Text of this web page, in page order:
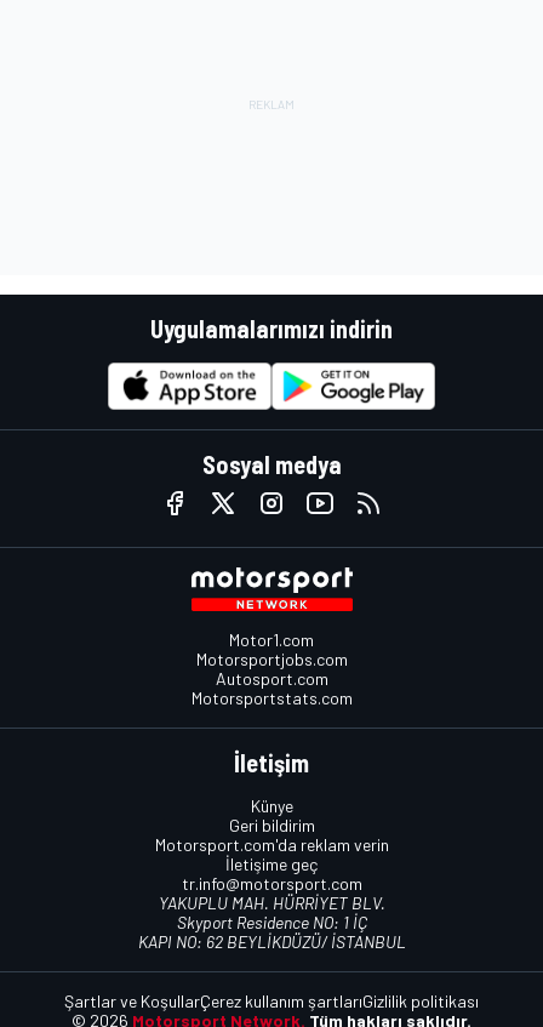
Uygulamalarımızı indirin
Sosyal medya
Motor1.com
Motorsportjobs.com
Autosport.com
Motorsportstats.com
İletişim
Künye
Geri bildirim
Motorsport.com'da reklam verin
İletişime geç
tr.info@motorsport.com
YAKUPLU MAH. HÜRRİYET BLV.
Skyport Residence NO: 1 İÇ
KAPI NO: 62 BEYLİKDÜZÜ/ İSTANBUL
© 2026 Motorsport Network. Tüm hakları saklıdır.
Şartlar ve KoşullarÇerez kullanım şartlarıGizlilik politikası